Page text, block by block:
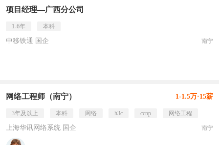
项目经理—广西分公司
1-6年 本科
中移铁通 国企 南宁
网络工程师（南宁） 1-1.5万·15薪
3年及以上 本科 网络 h3c ccnp 网络工程
上海华讯网络系统 国企 南宁